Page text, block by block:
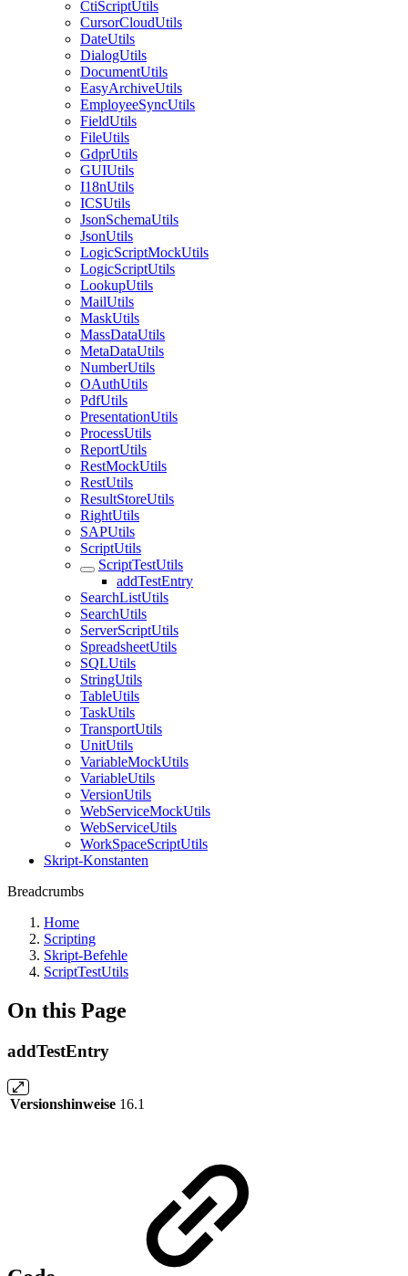
CtiScriptUtils
CursorCloudUtils
DateUtils
DialogUtils
DocumentUtils
EasyArchiveUtils
EmployeeSyncUtils
FieldUtils
FileUtils
GdprUtils
GUIUtils
I18nUtils
ICSUtils
JsonSchemaUtils
JsonUtils
LogicScriptMockUtils
LogicScriptUtils
LookupUtils
MailUtils
MaskUtils
MassDataUtils
MetaDataUtils
NumberUtils
OAuthUtils
PdfUtils
PresentationUtils
ProcessUtils
ReportUtils
RestMockUtils
RestUtils
ResultStoreUtils
RightUtils
SAPUtils
ScriptUtils
ScriptTestUtils
addTestEntry
SearchListUtils
SearchUtils
ServerScriptUtils
SpreadsheetUtils
SQLUtils
StringUtils
TableUtils
TaskUtils
TransportUtils
UnitUtils
VariableMockUtils
VariableUtils
VersionUtils
WebServiceMockUtils
WebServiceUtils
WorkSpaceScriptUtils
Skript-Konstanten
Breadcrumbs
Home
Scripting
Skript-Befehle
ScriptTestUtils
On this Page
addTestEntry
Versionshinweise 16.1